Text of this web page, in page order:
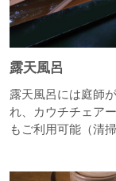
露天風呂
露天風呂には庭師
れ、カウチチェア
もご利用可能（清